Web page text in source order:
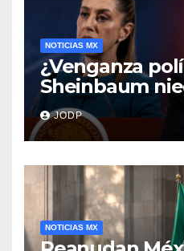
NOTICIAS MX
¿Venganza
Sheinbaum
negra en
Aguirre
JODP
NOTICIAS MX